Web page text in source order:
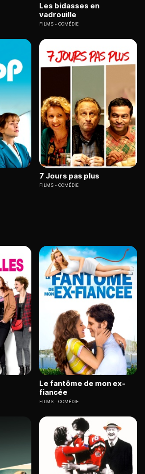
Les bidasses en
vadrouille
FILMS COMÉDIE
7 Jours pas plus
FILMS COMÉDIE
Le fantôme de mon ex-
fiancée
FILMS COMÉDIE